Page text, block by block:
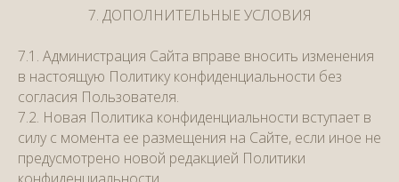
7. ДОПОЛНИТЕЛЬНЫЕ УСЛОВИЯ
7.1. Администрация Сайта вправе вносить изменения
в настоящую Политику конфиденциальности без
согласия Пользователя.
7.2. Новая Политика конфиденциальности вступает в
силу с момента ее размещения на Сайте, если иное не
предусмотрено новой редакцией Политики